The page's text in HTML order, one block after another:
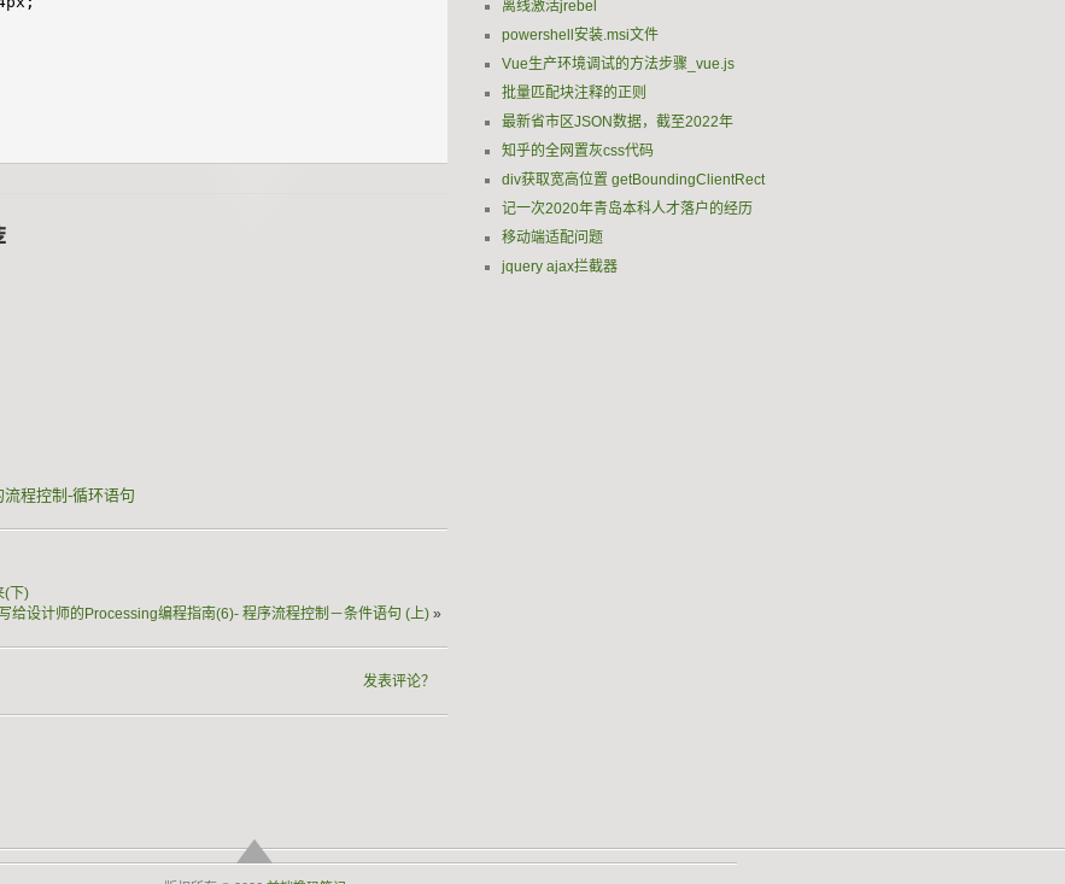
程控制-循环语句
(下)
写给设计师的Processing编程指南(6)- 程序流程控制－条件语句 (上) »
发表评论？
离线激活jrebel
powershell安装.msi文件
Vue生产环境调试的方法步骤_vue.js
批量匹配块注释的正则
最新省市区JSON数据，截至2022年
知乎的全网置灰css代码
div获取宽高位置 getBoundingClientRect
记一次2020年青岛本科人才落户的经历
移动端适配问题
jquery ajax拦截器